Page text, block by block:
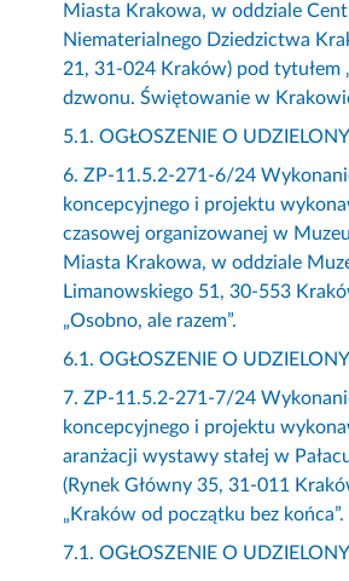
Miasta Krakowa, w oddziale
Niematerialnego Dziedzictwa
21, 31-024 Kraków) pod tytułem
dzwonu. Świętowanie w
5.1. OGŁOSZENIE O
6. ZP-11.5.2-271-6/24
koncepcyjnego i projektu
czasowej organizowanej w
Miasta Krakowa, w oddziale
Limanowskiego 51, 30-553
„Osobno, ale razem”.
6.1. OGŁOSZENIE O
7. ZP-11.5.2-271-7/24
koncepcyjnego i projektu
aranżacji wystawy stałej w
(Rynek Główny 35, 31-011
„Kraków od początku bez końca”.
7.1. OGŁOSZENIE O